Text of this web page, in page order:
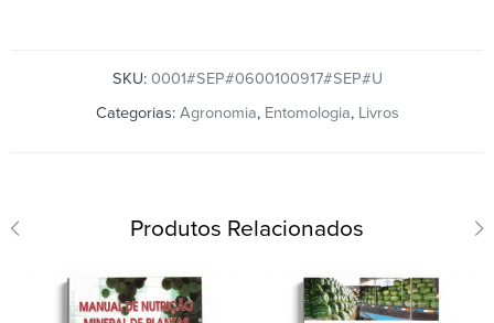
SKU: 0001#SEP#0600100917#SEP#U
Categorias: Agronomia, Entomologia, Livros
Produtos Relacionados